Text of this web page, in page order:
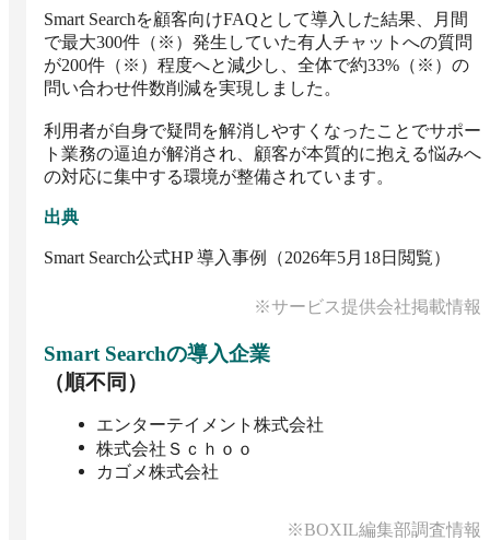
Smart Searchを顧客向けFAQとして導入した結果、月間
で最大300件（※）発生していた有人チャットへの質問
が200件（※）程度へと減少し、全体で約33%（※）の
問い合わせ件数削減を実現しました。
利用者が自身で疑問を解消しやすくなったことでサポー
ト業務の逼迫が解消され、顧客が本質的に抱える悩みへ
の対応に集中する環境が整備されています。
出典
Smart Search公式HP 導入事例（2026年5月18日閲覧）
※サービス提供会社掲載情報
Smart Searchの導入企業
（順不同）
エンターテイメント株式会社
株式会社Ｓｃｈｏｏ
カゴメ株式会社
※BOXIL編集部調査情報